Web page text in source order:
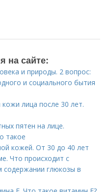
на сайте:
и природы. 2 вопрос:
и социального бытия
лица после 30 лет.
пятен на лице.
такое
кожей. От 30 до 40 лет
Что происходит с
глюкозы в